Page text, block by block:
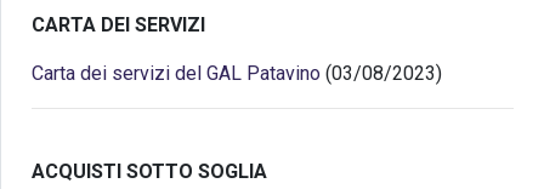
CARTA DEI SERVIZI
Carta dei servizi del GAL Patavino (03/08/2023)
ACQUISTI SOTTO SOGLIA